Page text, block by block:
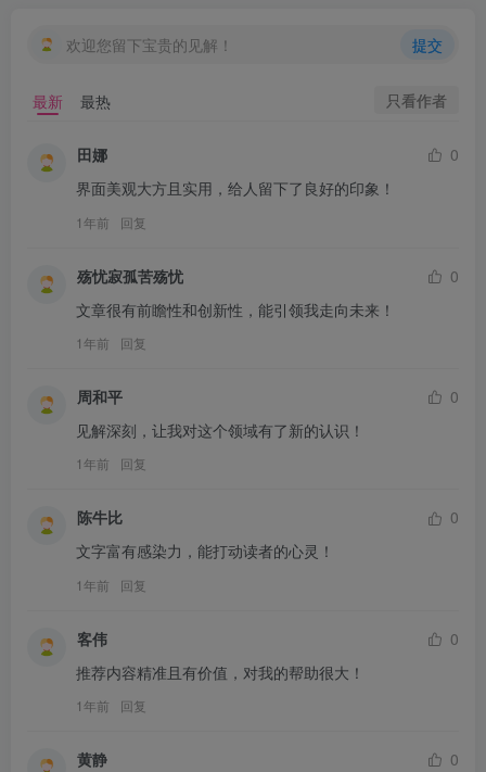
欢迎您留下宝贵的见解！ 提交
最新 最热 只看作者
田娜
0
界面美观大方且实用，给人留下了良好的印象！
1年前 回复
殇忧寂孤苦殇忧
0
文章很有前瞻性和创新性，能引领我走向未来！
1年前 回复
周和平
0
见解深刻，让我对这个领域有了新的认识！
1年前 回复
陈牛比
0
文字富有感染力，能打动读者的心灵！
1年前 回复
客伟
0
推荐内容精准且有价值，对我的帮助很大！
1年前 回复
黄静
0